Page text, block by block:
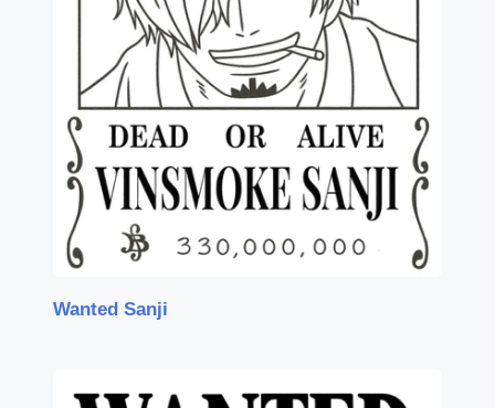
Wanted Sanji